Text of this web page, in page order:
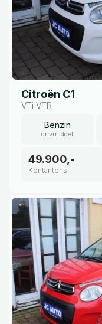
Citroën C1
VTi VTR
Benzin
drivmiddel
49.900,-
Kontantpris